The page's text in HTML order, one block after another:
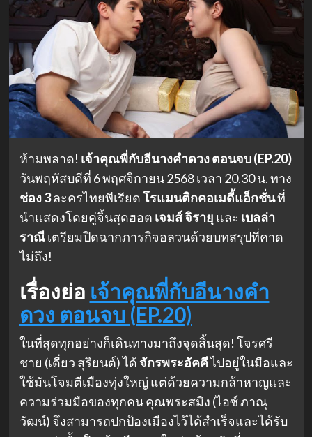
ห้ามพลาด! เจ้าคุณพี่กับอีนางคำดวง ตอนจบ (EP.20)
วันพฤหัสบดีที่ 6 พฤศจิกายน 2568 เวลา 20.30 น. ทาง
ช่อง 3ละครไทยพีเรียดโรแมนติกคอเมดี้แอ็กชั่นที่
นำแสดงโดยคู่จิ้นสุดฮอต เจมส์ จิรายุ และ เบลล่า
ราณีเตรียมปิดฉากภารกิจอลวนด้วยบทสรุปที่คาด
ไม่ถึง!
เรื่องย่อ เจ้าคุณพี่กับอีนางคํา
ดวง ตอนจบ (EP.20)
ในที่สุดทุกอย่างก็เดินทางมาถึงจุดสิ้นสุด! โจรศรี
ชาย (เดี่ยว สุริยนต์) ได้จักรพระอัคคีไปอยู่ในมือและ
ใช้มันโจมตีเมืองทุ่งใหญ่ แต่ด้วยความกล้าหาญและ
ความร่วมมือของทุกคน คุณพระสมิง (ไอซ์ ภาณุ
วัฒน์) จึงสามารถปกป้องเมืองไว้ได้สำเร็จและได้รับ